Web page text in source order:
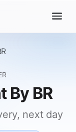
By BR
next day